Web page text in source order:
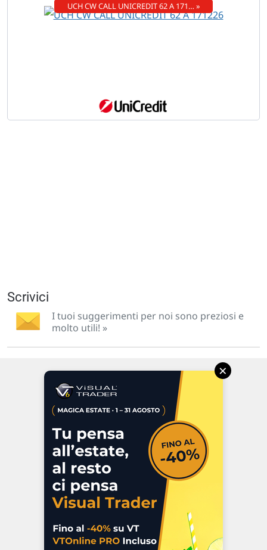
UCH CW CALL UNICREDIT 62 A 171… »
Scrivici
I tuoi suggerimenti per noi sono preziosi e
molto utili! »
47923 Rimini
P.IVA 02 452 460 401
Chi siamo
Commenti e segnalazioni
Contattaci
×